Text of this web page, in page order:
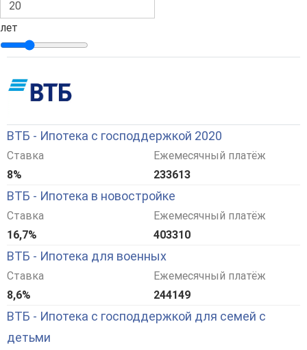
лет
ВТБ - Ипотека с господдержкой 2020
Ставка
8%
Ежемесячный платёж
233613
ВТБ - Ипотека в новостройке
Ставка
16,7%
Ежемесячный платёж
403310
ВТБ - Ипотека для военных
Ставка
8,6%
Ежемесячный платёж
244149
ВТБ - Ипотека с господдержкой для семей с
детьми